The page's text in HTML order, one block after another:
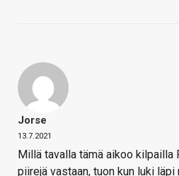
Jorse
13.7.2021
Millä tavalla tämä aikoo kilpailla
piirejä vastaan, tuon kun luki